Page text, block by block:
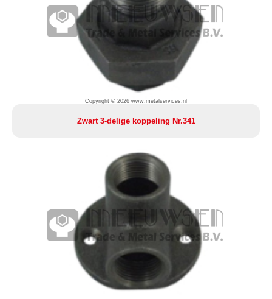
Copyright © 2026 www.metalservices.nl
Zwart 3-delige koppeling Nr.341